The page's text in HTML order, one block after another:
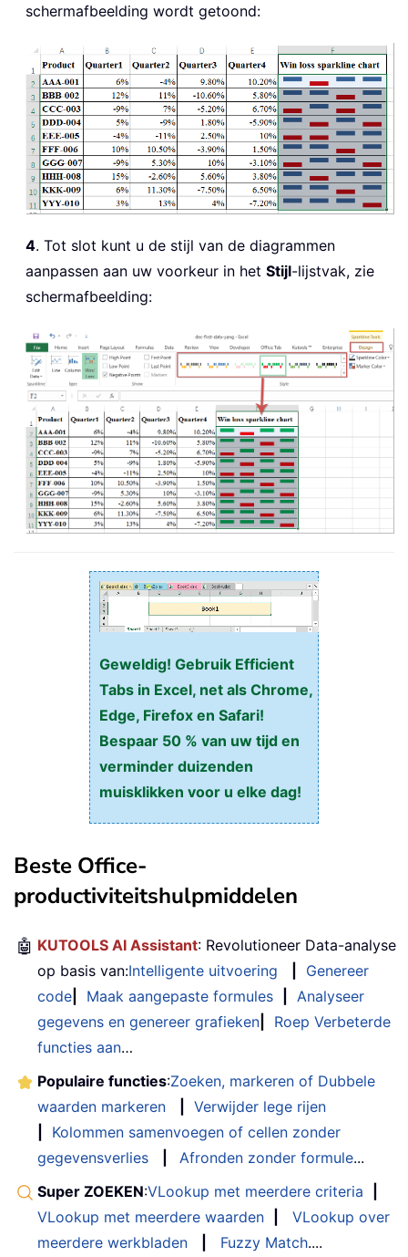
schermafbeelding wordt getoond:
4. Tot slot kunt u de stijl van de diagrammen
aanpassen aan uw voorkeur in het Stijl-lijstvak, zie
schermafbeelding:
Geweldig! Gebruik Efficient
Tabs in Excel, net als Chrome,
Edge, Firefox en Safari!
Bespaar 50 % van uw tijd en
verminder duizenden
muisklikken voor u elke dag!
Beste Office-
productiviteitshulpmiddelen
🤖 KUTOOLS AI Assistant: Revolutioneer Data-analyse
op basis van:Intelligente uitvoering
Genereer
code
Maak aangepaste formules
Analyseer
gegevens en genereer grafieken
Roep Verbeterde
functies aan…
Populaire functies:Zoeken, markeren of Dubbele
waarden markeren
Verwijder lege rijen
Kolommen samenvoegen of cellen zonder
gegevensverlies
Afronden zonder formule...
Super ZOEKEN:VLookup met meerdere criteria
VLookup met meerdere waarden
VLookup over
meerdere werkbladen
Fuzzy Match....